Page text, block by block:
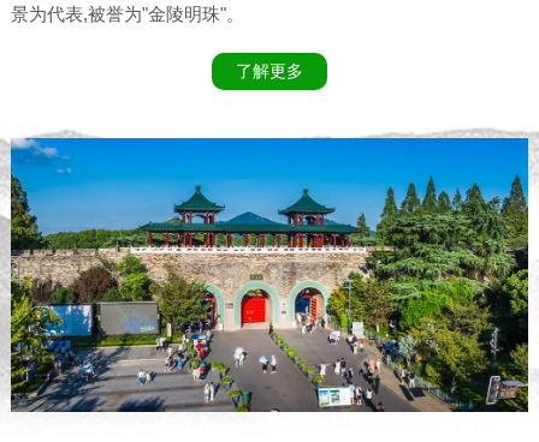
景为代表,被誉为"金陵明珠"。
了解更多